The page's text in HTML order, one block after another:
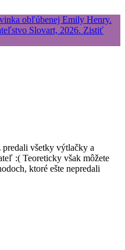
všetky výtlačky a
:( Teoreticky však môžete
ktoré ešte nepredali